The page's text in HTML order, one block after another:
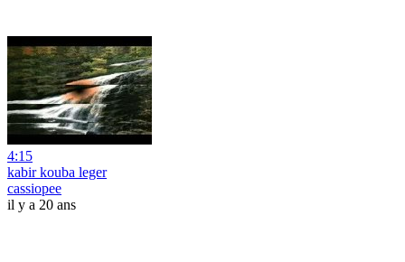
4:15
kabir kouba leger
cassiopee
il y a 20 ans